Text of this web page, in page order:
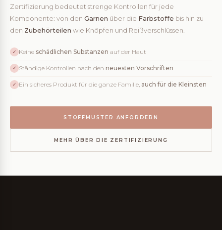
Zertifizierung bedeutet strenge Kontrollen für jede
Komponente: von den Garnen über die Farbstoffe bis hin zu
den Zubehörteilen wie Knöpfen und Reißverschlüssen.
✓ Keine schädlichen Substanzen auf der Haut
✓ Ständige Kontrollen nach den neuesten Vorschriften
✓ Ein sicheres Produkt für die ganze Familie, auch für die Kleinsten
STOFFMUSTER ANFORDERN
MEHR ÜBER DIE ZERTIFIZIERUNG